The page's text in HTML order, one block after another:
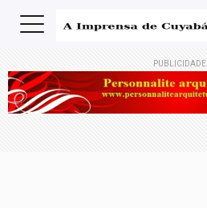
PUBLICIDADE